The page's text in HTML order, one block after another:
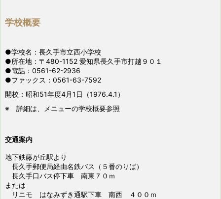
学校概要
●学校名：長久手市立西小学校
●所在地：〒480-1152 愛知県長久手市打越９０１
●電話：0561-62-2936
●ファックス：0561-63-7592
開校：昭和51年度4月1日（1976.4.1）
※ 詳細は、メニューの学校概要参照
交通案内
地下鉄藤が丘駅より
長久手郵便局経由名鉄バス（５番のりば）
長久手口バス停下車 南東７０ｍ
または
リニモ はなみずき通駅下車 南西 ４００ｍ